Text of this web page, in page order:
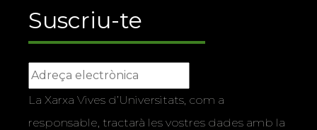
Suscriu-te
La Xarxa Vives d’Universitats, com a
responsable, tractarà les vostres dades amb la